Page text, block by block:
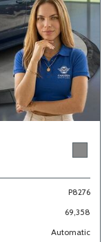
P8276
69,358
Automatic